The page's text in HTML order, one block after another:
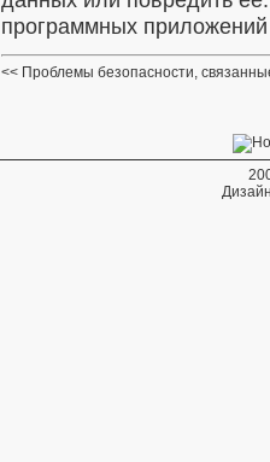
программных
Проблемы безопасности,